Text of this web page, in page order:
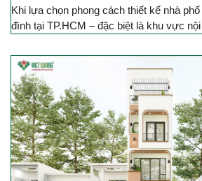
Khi lựa chọn phong cách thiết kế nhà
đình tại TP.HCM – đặc biệt là khu vực